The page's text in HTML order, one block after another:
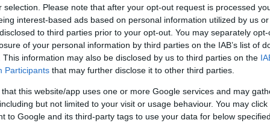
selection. Please note that after your opt-out request is processed
interest-based ads based on personal information utilized by us
to third parties prior to your opt-out. You may separately
of your personal information by third parties on the IAB’s list of
This information may also be disclosed by us to third parties on the
Participants that may further disclose it to other third parties.
that this website/app uses one or more Google services and may
but not limited to your visit or usage behaviour. You may
to Google and its third-party tags to use your data for below
avviata a luglio 2017 fra Centro
dello Sviluppo Economico per
dei progetti che partecipano a
rilevante e significativo impatto sulla
sardo. Il progetto è stato orientato sui
per consentire di intercettare somme
impegnare quantità elevate di
così essere utilizzati per un numero più